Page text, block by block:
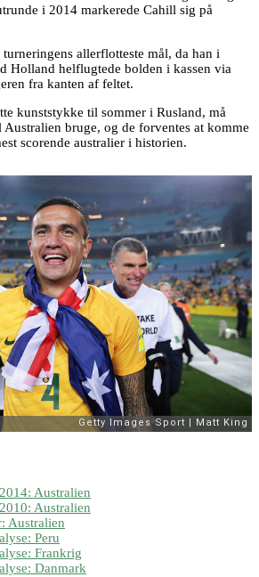
i 2014 markerede Cahill sig på
allerflotteste mål, da han i
Holland helflugtede bolden i kassen via
fra kanten af feltet.
kunststykke til sommer i Rusland, må
bruge, og de forventes at komme
scorende australier i historien.
Australien
Australien
Australien
Peru
Frankrig
Danmark